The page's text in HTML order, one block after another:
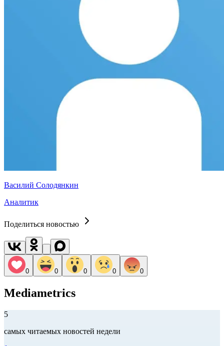
Василий Солодянкин
Аналитик
Поделиться новостью
0 0 0 0 0
Mediametrics
5
самых читаемых новостей недели